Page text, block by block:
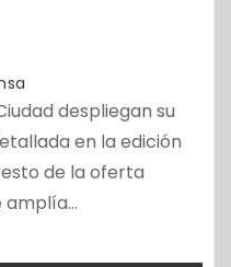
despliegan su
en la edición
de la oferta
amplía…